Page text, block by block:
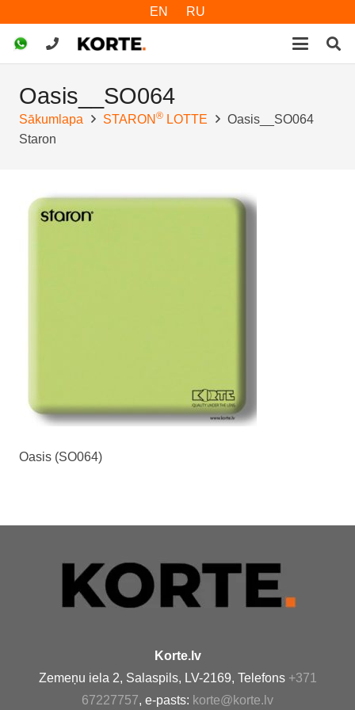
EN RU
Oasis__SO064
Sākumlapa STARON® LOTTE
Oasis__SO064
Staron
Oasis (SO064)
Korte.lv
Zemeņu iela 2, Salaspils, LV-2169, Telefons +371
67227757, e-pasts: korte@korte.lv